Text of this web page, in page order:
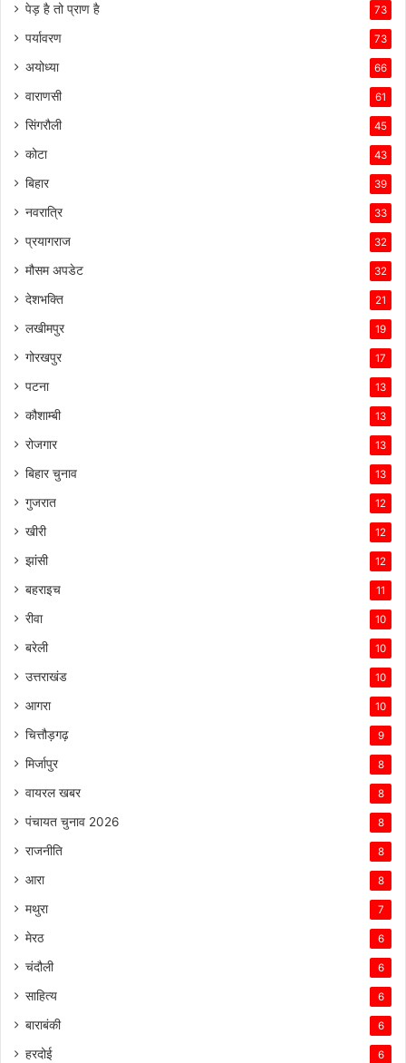
पेड़ है तो प्राण है 73
पर्यावरण 73
अयोध्या 66
वाराणसी 61
सिंगरौली 45
कोटा 43
बिहार 39
नवरात्रि 33
प्रयागराज 32
मौसम अपडेट 32
देशभक्ति 21
लखीमपुर 19
गोरखपुर 17
पटना 13
कौशाम्बी 13
रोजगार 13
बिहार चुनाव 13
गुजरात 12
खीरी 12
झांसी 12
बहराइच 11
रीवा 10
बरेली 10
उत्तराखंड 10
आगरा 10
चित्तौड़गढ़ 9
मिर्जापुर 8
वायरल खबर 8
पंचायत चुनाव 2026 8
राजनीति 8
आरा 8
मथुरा 7
मेरठ 6
चंदौली 6
साहित्य 6
बाराबंकी 6
हरदोई 6